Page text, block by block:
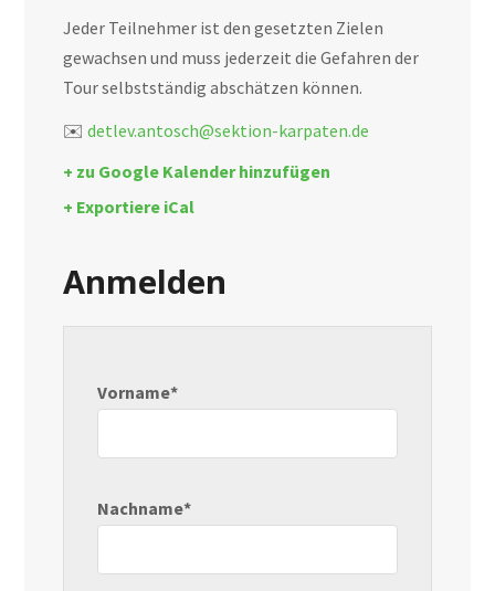
Jeder Teilnehmer ist den gesetzten Zielen
gewachsen und muss jederzeit die Gefahren der
Tour selbstständig abschätzen können.
✉️detlev.antosch@sektion-karpaten.de
+ zu Google Kalender hinzufügen
+ Exportiere iCal
Anmelden
Vorname*
Nachname*